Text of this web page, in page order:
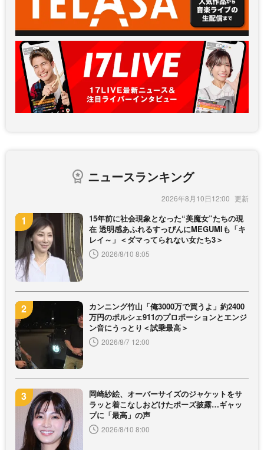
ニュースランキング
2026年8月10日12:00
15年前に社会現象となった“美魔女”たちの現
在 透明感あふれるすっぴんにMEGUMIも「キ
レイ～」＜ダマってられない女たち3＞
2026/8/10 8:05
カンニング竹山「俺3000万で買うよ」約2400
万円のポルシェ911のプロポーションとエンジ
ン音にうっとり＜試乗最高＞
2026/8/7 12:00
岡崎紗絵、オーバーサイズのジャケットをサ
ラッと着こなしおどけたポーズ披露…ギャッ
プに「最高」の声
2026/8/10 8:00